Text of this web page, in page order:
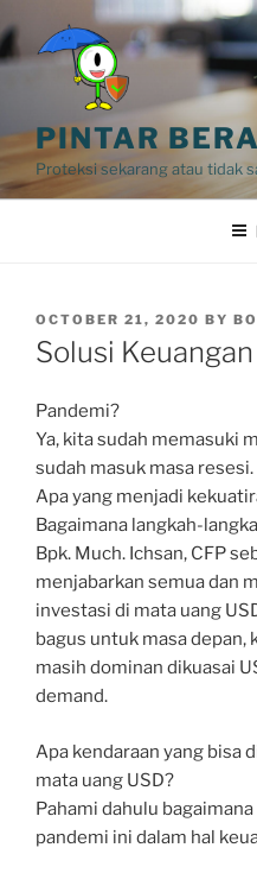
to
content
PINTAR
Proteksi sekarang atau tidak
POSTED
ON
OCTOBER 21, 2020 BY
Solusi
Pandemi?
Ya, kita sudah memasuki
sudah masuk masa resesi.
Apa yang menjadi
Bagaimana langkah-
Bpk. Much. Ichsan, CFP
menjabarkan semua dan
investasi di mata uang
bagus untuk masa depan,
masih dominan dikuasai
demand.
Apa kendaraan yang bisa
mata uang USD?
Pahami dahulu
pandemi ini dalam hal